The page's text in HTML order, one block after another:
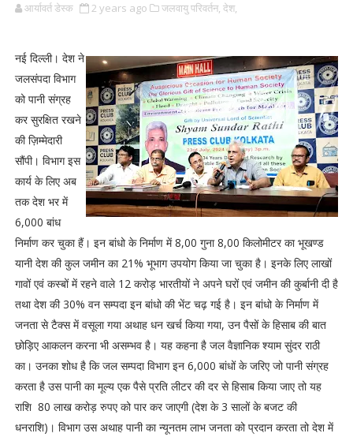
आर्यावर्त डेस्क 2 years ago जलवायु परिवर्तन, देश,
नई दिल्ली। देश ने
जलसंपदा विभाग
को पानी संग्रह
कर सुरक्षित रखने
की ज़िम्मेदारी
सौंपी। विभाग इस
कार्य के लिए अब
तक देश भर में
6,000 बांध
निर्माण कर चुका हैं। इन बांधो के निर्माण में 8,00 गुना 8,00 किलोमीटर का भूखण्ड
यानी देश की कुल जमीन का 21% भूभाग उपयोग किया जा चुका है। इनके लिए लाखों
गावों एवं कस्बों में रहने वाले 12 करोड़ भारतीयों ने अपने घरों एवं जमीन की कुर्बानी दी है
तथा देश की 30% वन सम्पदा इन बांधो की भेंट चढ़ गई है। इन बांधो के निर्माण में
जनता से टैक्स में वसूला गया अथाह धन खर्च किया गया, उन पैसों के हिसाब की बात
छोड़िए आकलन करना भी असम्भव है। यह कहना है जल वैज्ञानिक श्याम सुंदर राठी
का। उनका शोध है कि जल सम्पदा विभाग इन 6,000 बांधों के जरिए जो पानी संग्रह
करता है उस पानी का मूल्य एक पैसे प्रति लीटर की दर से हिसाब किया जाए तो यह
राशि 80 लाख करोड़ रुपए को पार कर जाएगी (देश के 3 सालों के बजट की
धनराशि)। विभाग उस अथाह पानी का न्यूनतम लाभ जनता को प्रदान करता तो देश में